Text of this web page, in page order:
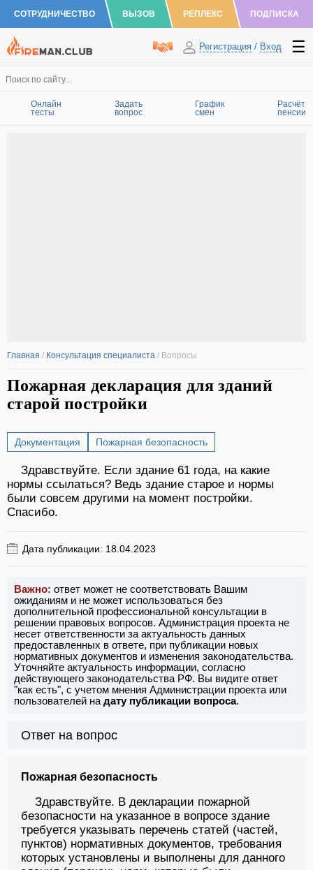
СОТРУДНИЧЕСТВО ВЫЗОВ РЕПЛЕКС ПОДПИСКА
Регистрация / Вход
Онлайн
тесты
Задать
вопрос
График
смен
Расчёт
пенсии
Главная / Консультация специалиста / Вопросы
Пожарная декларация для зданий
старой постройки
Документация Пожарная безопасность
Здравствуйте. Если здание 61 года, на какие
нормы ссылаться? Ведь здание старое и нормы
были совсем другими на момент постройки.
Спасибо.
Дата публикации: 18.04.2023
Важно: ответ может не соответствовать Вашим
ожиданиям и не может использоваться без
дополнительной профессиональной консультации в
решении правовых вопросов. Администрация проекта не
несет ответственности за актуальность данных
предоставленных в ответе, при публикации новых
нормативных документов и изменения законодательства.
Уточняйте актуальность информации, согласно
действующего законодательства РФ. Вы видите ответ
"как есть", с учетом мнения Администрации проекта или
пользователей на дату публикации вопроса.
Ответ на вопрос
Пожарная безопасность
Здравствуйте. В декларации пожарной
безопасности на указанное в вопросе здание
требуется указывать перечень статей (частей,
пунктов) нормативных документов, требования
которых установлены и выполнены для данного